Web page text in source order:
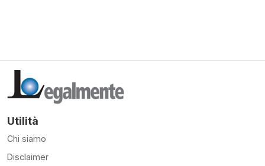
Utilità
Chi siamo
Disclaimer